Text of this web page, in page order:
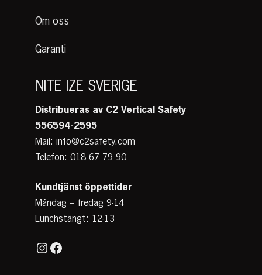
Om oss
Garanti
NITE IZE SVERIGE
Distribueras av C2 Vertical Safety
556594-2595
Mail: info@c2safety.com
Telefon: 018 67 79 90
Kundtjänst öppettider
Måndag – fredag 9-14
Lunchstängt: 12-13
Instagram
Facebook